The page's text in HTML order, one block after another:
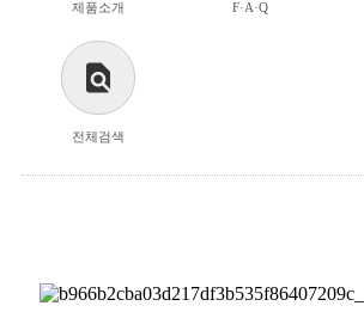
제품소개 F·A·Q
find_in_page
전체검색